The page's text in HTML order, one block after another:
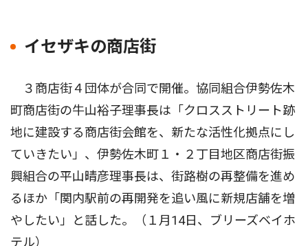
イセザキの商店街
３商店街４団体が合同で開催。協同組合伊勢佐木
町商店街の牛山裕子理事長は「クロスストリート跡
地に建設する商店街会館を、新たな活性化拠点にし
ていきたい」、伊勢佐木町１・２丁目地区商店街振
興組合の平山晴彦理事長は、街路樹の再整備を進め
るほか「関内駅前の再開発を追い風に新規店舗を増
やしたい」と話した。（１月14日、ブリーズベイホ
テル）